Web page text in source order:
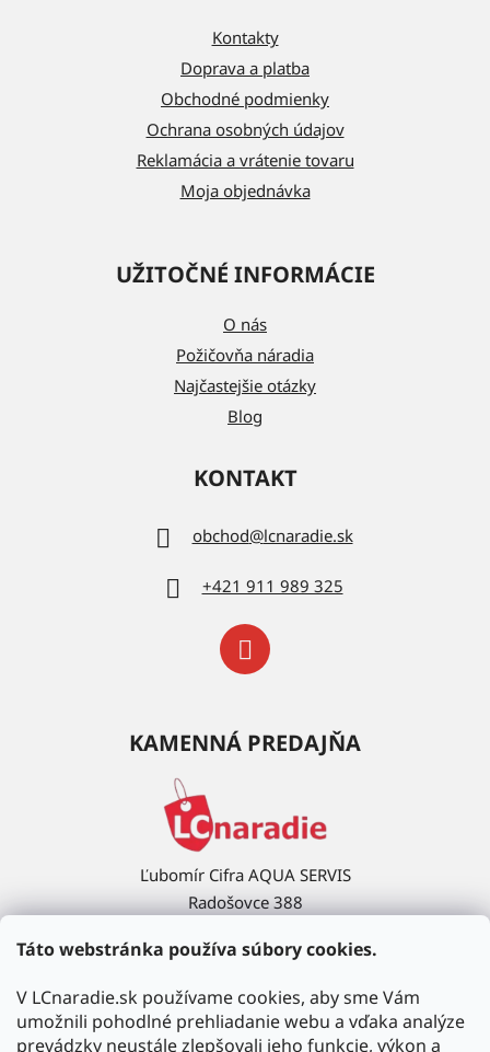
Táto webstránka používa súbory cookies.
V LCnaradie.sk používame cookies, aby sme Vám
umožnili pohodlné prehliadanie webu a vďaka analýze
prevádzky neustále zlepšovali jeho funkcie, výkon a
Kontakty
Doprava a platba
Obchodné podmienky
Ochrana osobných údajov
Reklamácia a vrátenie tovaru
Moja objednávka
UŽITOČNÉ INFORMÁCIE
O nás
Požičovňa náradia
Najčastejšie otázky
Blog
KONTAKT
obchod@lcnaradie.sk
+421 911 989 325
KAMENNÁ PREDAJŇA
Ľubomír Cifra AQUA SERVIS
Radošovce 388